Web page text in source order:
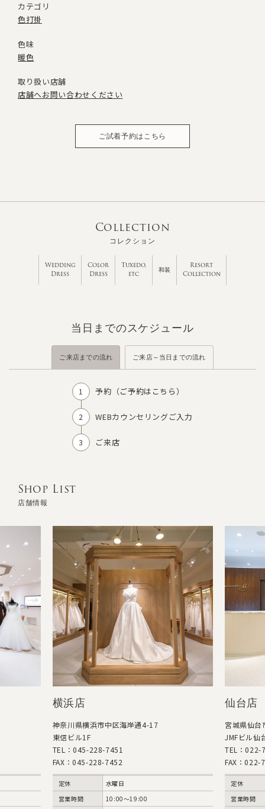
カテゴリ
色打掛
色味
暖色
取り扱い店舗
店舗へお問い合わせください
ご試着予約はこちら
Collection
コレクション
Wedding
Dress
Color
Dress
Tuxedo,
etc
和装
Resort
Collection
当日までのスケジュール
ご来店までの流れ ご来店～当日までの流れ
予約（ご予約はこちら）
WEBカウンセリングご入力
ご来店
Shop List
店舗情報
横浜店
神奈川県横浜市中区海岸通4-17
東信ビル1F
TEL：045-228-7451
FAX：045-228-7452
定休
水曜日
営業時間
10:00〜19:00
仙台店
宮城県仙
JMFビル仙
TEL：022-
FAX：022-
定休
営業時間